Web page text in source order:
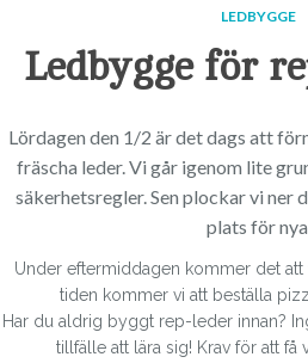
LEDBYGGE
Ledbygge för
Lördagen den 1/2 är det dags att
fräscha leder. Vi går igenom lite
säkerhetsregler. Sen plockar vi ner
plats för
Under eftermiddagen kommer det att
tiden kommer vi att beställa
Har du aldrig byggt rep-leder innan?
tillfälle att lära sig! Krav för att få